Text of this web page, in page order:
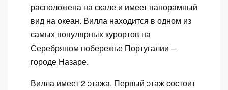
расположена на скале и имеет панорамный
вид на океан. Вилла находится в одном из
самых популярных курортов на
Серебряном побережье Португалии –
городе Назаре.
Вилла имеет 2 этажа. Первый этаж состоит